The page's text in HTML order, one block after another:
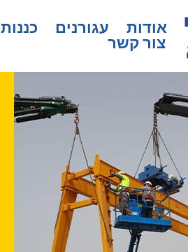
אודות עגורנים כננות
צור קשר